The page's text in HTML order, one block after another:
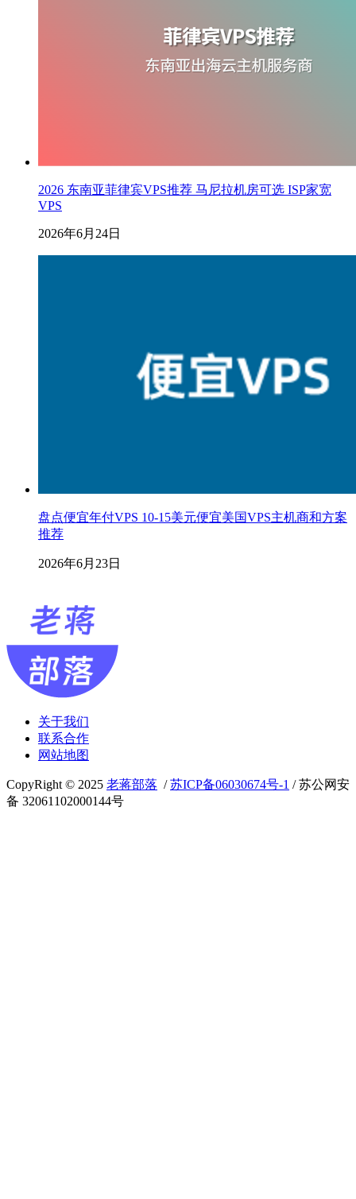
2026 东南亚菲律宾VPS推荐 马尼拉机房可选 ISP家宽
VPS
2026年6月24日
盘点便宜年付VPS 10-15美元便宜美国VPS主机商和方案
推荐
2026年6月23日
关于我们
联系合作
网站地图
CopyRight © 2025 老蒋部落 /苏ICP备06030674号-1 / 苏公网安
备 32061102000144号